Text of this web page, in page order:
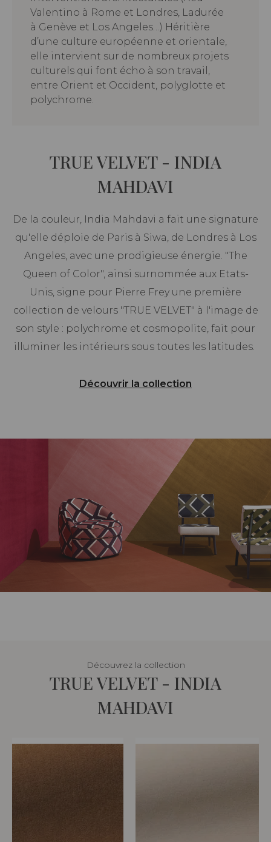
Valentino à Rome et Londres, Ladurée
à Genève et Los Angeles…) Héritière
d’une culture européenne et orientale,
elle intervient sur de nombreux projets
culturels qui font écho à son travail,
entre Orient et Occident, polyglotte et
polychrome.
TRUE VELVET - INDIA
MAHDAVI
De la couleur, India Mahdavi a fait une signature
qu'elle déploie de Paris à Siwa, de Londres à Los
Angeles, avec une prodigieuse énergie. "The
Queen of Color", ainsi surnommée aux Etats-
Unis, signe pour Pierre Frey une première
collection de velours "TRUE VELVET" à l'image de
son style : polychrome et cosmopolite, fait pour
illuminer les intérieurs sous toutes les latitudes.
Découvrir la collection
Découvrez la collection
TRUE VELVET - INDIA
MAHDAVI